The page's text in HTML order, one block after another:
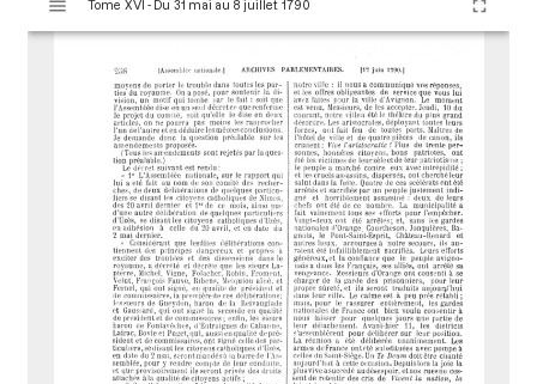
s
Tome XVI - Du 31 mai au 8 juillet 1790